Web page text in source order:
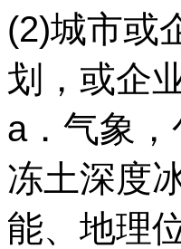
(2)城市或
划，或企
a．气象
冻土深度
能、地理